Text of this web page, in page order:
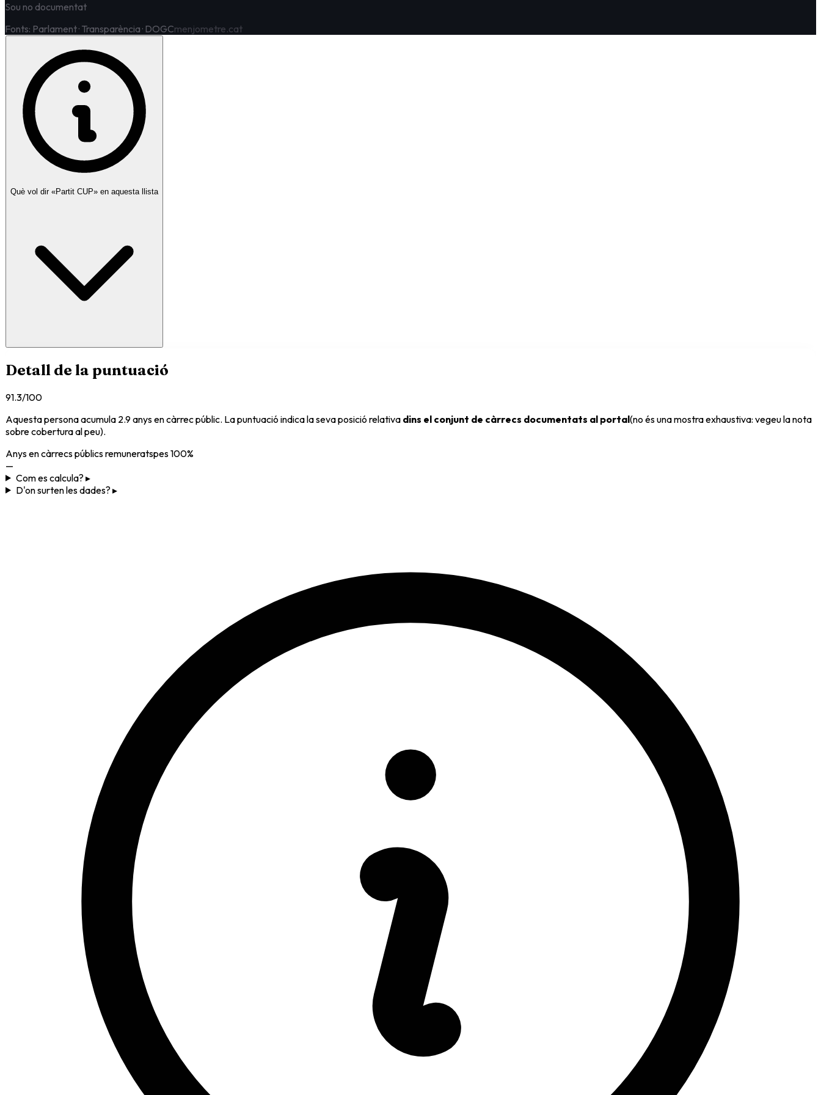
Sou no documentat
Fonts: Parlament · Transparència · DOGCmenjometre.cat
Què vol dir «Partit CUP» en aquesta llista
Detall de la puntuació
91.3/100
Aquesta persona acumula 2.9anys en càrrec públic. La puntuació indica la seva posició relativa dins el conjunt de càrrecs documentats al portal(no és una mostra exhaustiva: vegeu la nota
sobre cobertura al peu).
Anys en càrrecs públics remuneratspes100%
—
Com es calcula? ▸
D'on surten les dades? ▸